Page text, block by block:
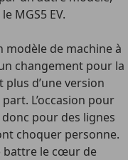
MGS5 EV.
modèle de machine à
changement pour la
d’une version
L’occasion pour
pour des lignes
choquer personne.
battre le cœur de